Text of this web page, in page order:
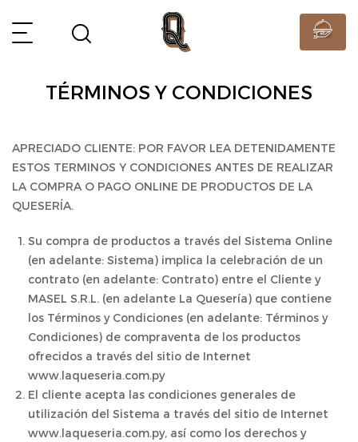
TÉRMINOS Y CONDICIONES
APRECIADO CLIENTE: POR FAVOR LEA DETENIDAMENTE
ESTOS TERMINOS Y CONDICIONES ANTES DE REALIZAR
LA COMPRA O PAGO ONLINE DE PRODUCTOS DE LA
QUESERÍA.
Su compra de productos a través del Sistema Online
(en adelante: Sistema) implica la celebración de un
contrato (en adelante: Contrato) entre el Cliente y
MASEL S.R.L. (en adelante La Quesería) que contiene
los Términos y Condiciones (en adelante: Términos y
Condiciones) de compraventa de los productos
ofrecidos a través del sitio de Internet
www.laqueseria.com.py
El cliente acepta las condiciones generales de
utilización del Sistema a través del sitio de Internet
www.laqueseria.com.py, así como los derechos y